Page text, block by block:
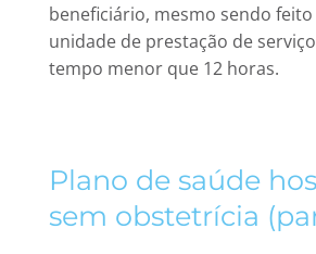
beneficiário, mesmo sendo
unidade de prestação de
tempo menor que 12 horas.
Plano de saúde
sem obstetrícia